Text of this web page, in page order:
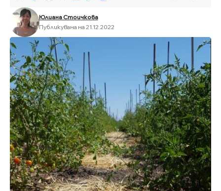
Юлиана Стоичкова
Публикувана на 21.12.2022